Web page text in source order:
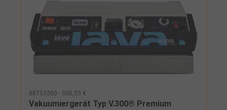
88753300 - 500,55 €
Vakuumiergerät Typ V.300® Premium